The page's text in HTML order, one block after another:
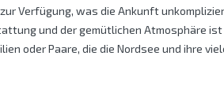
Verfügung, was die Ankunft
und der gemütlichen Atmosphäre ist
oder Paare, die die Nordsee und ihre